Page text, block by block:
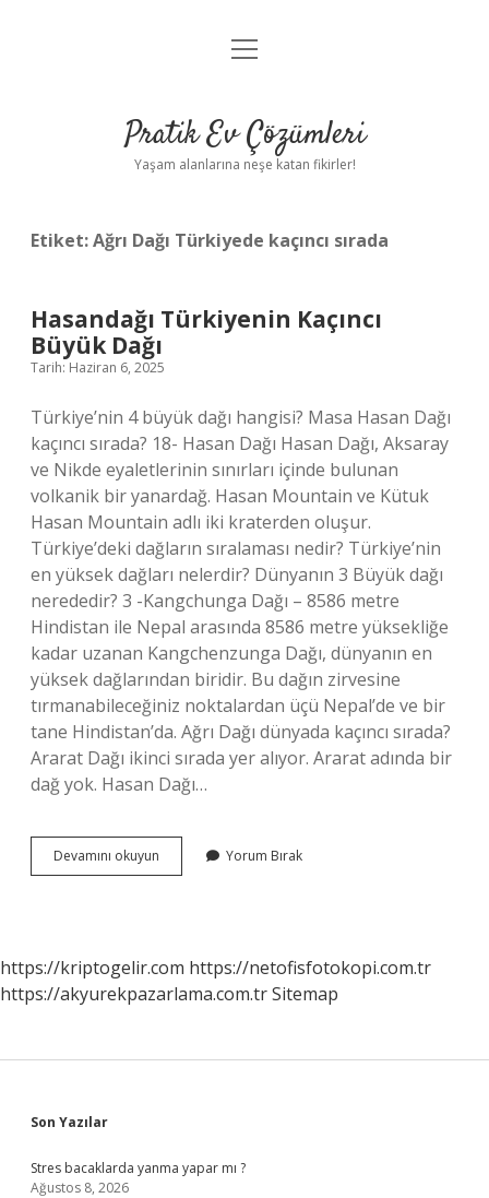
Anasayfa
Yasal Uyarı
menüyü
Pratik Ev Çözümleri
Yaşam alanlarına neşe katan fikirler!
Etiket:Ağrı Dağı Türkiyede kaçıncı sırada
Hasandağı Türkiyenin Kaçıncı
Büyük Dağı
Tarih: Haziran 6, 2025
Türkiye’nin 4 büyük dağı hangisi? Masa Hasan Dağı
kaçıncı sırada? 18- Hasan Dağı Hasan Dağı, Aksaray
ve Nikde eyaletlerinin sınırları içinde bulunan
volkanik bir yanardağ. Hasan Mountain ve Kütuk
Hasan Mountain adlı iki kraterden oluşur.
Türkiye’deki dağların sıralaması nedir? Türkiye’nin
en yüksek dağları nelerdir? Dünyanın 3 Büyük dağı
nerededir? 3 -Kangchunga Dağı – 8586 metre
Hindistan ile Nepal arasında 8586 metre yüksekliğe
kadar uzanan Kangchenzunga Dağı, dünyanın en
yüksek dağlarından biridir. Bu dağın zirvesine
tırmanabileceğiniz noktalardan üçü Nepal’de ve bir
tane Hindistan’da. Ağrı Dağı dünyada kaçıncı sırada?
Ararat Dağı ikinci sırada yer alıyor. Ararat adında bir
dağ yok. Hasan Dağı…
Devamını okuyun Hasandağı
Türkiyenin
Yorum Bırak
https://kriptogelir.com https://netofisfotokopi.com.tr
https://akyurekpazarlama.com.trSitemap
Sidebar
Son Yazılar
Stres bacaklarda yanma yapar mı ?
Ağustos 8, 2026